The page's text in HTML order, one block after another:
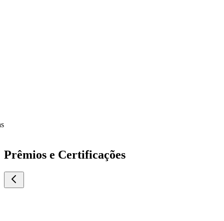
Prêmios e Certificações